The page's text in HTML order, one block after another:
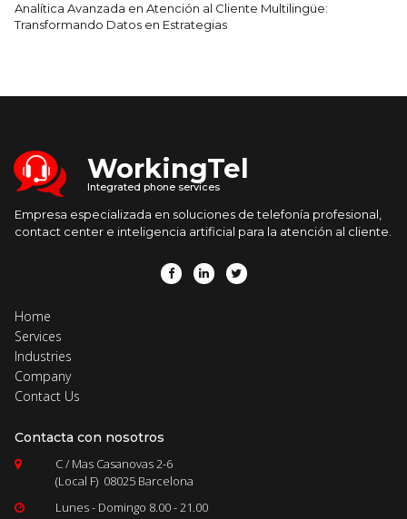
Analítica Avanzada en Atención al Cliente Multilingüe:
Transformando Datos en Estrategias
WorkingTel
Integrated phone services
Empresa especializada en soluciones de telefonía profesional,
contact center e inteligencia artificial para la atención al cliente.
  
Home
Services
Industries
Company
Contact Us
Contacta con nosotros

C / Mas Casanovas 2-6
(Local F) 08025 Barcelona
 Lunes - Domingo 8.00 - 21.00